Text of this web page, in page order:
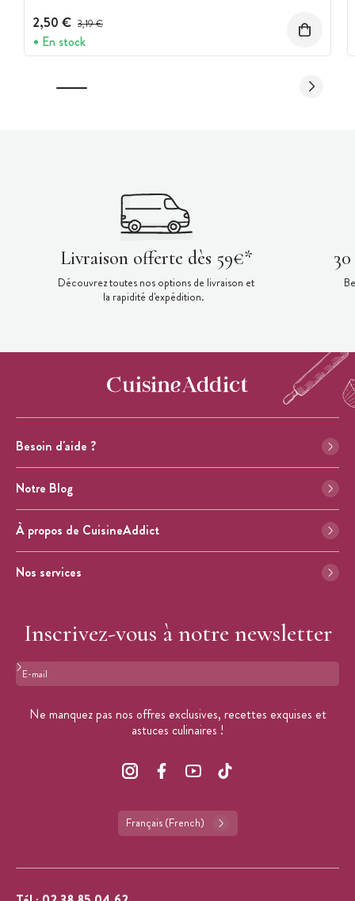
2,50 € Prix avant réduction :
3,19 €
En stock
Livraison offerte dès 59€*
Découvrez toutes nos options de livraison et
la rapidité d'expédition.
Besoin d'aide ?
Notre Blog
À propos de CuisineAddict
Nos services
Inscrivez-vous à notre newsletter
Format : adresse@email.com
Ne manquez pas nos offres exclusives, recettes exquises et
astuces culinaires !
Français (French)